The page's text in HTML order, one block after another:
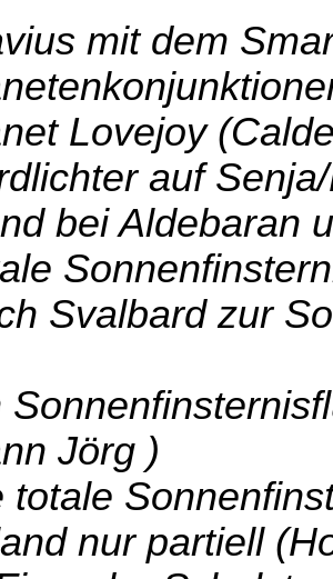
mit dem
Lovejoy
auf
bei Aldebaran
Svalbard zur
Jörg )
totale
nur partiell